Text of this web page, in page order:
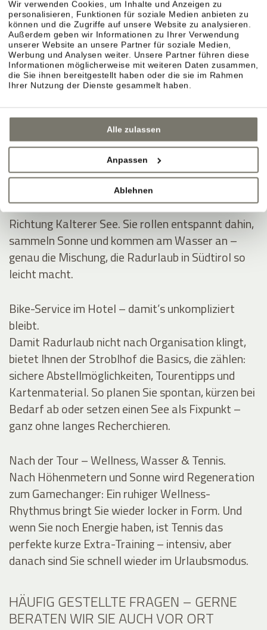
Wir verwenden Cookies, um Inhalte und Anzeigen zu
personalisieren, Funktionen für soziale Medien anbieten zu
können und die Zugriffe auf unsere Website zu analysieren.
Außerdem geben wir Informationen zu Ihrer Verwendung
unserer Website an unsere Partner für soziale Medien,
Werbung und Analysen weiter. Unsere Partner führen diese
Informationen möglicherweise mit weiteren Daten zusammen,
die Sie ihnen bereitgestellt haben oder die sie im Rahmen
Ihrer Nutzung der Dienste gesammelt haben.
Alle zulassen
Anpassen
Ablehnen
Montiggler Seen – erst radeln, dann ins Wasser.
Wenn Sie im Radurlaub ein klares Ziel möchten,
sind die Montiggler Seen ideal: Sie fahren sich aus,
springen danach ins kühle Wasser und spüren
sofort dieses Sommerurlaubsgefühl – besonders
an heißen Tagen.
Kalterer See – durch Weinberge ins Südtirol-
Die Klassiker-Route führt durch die Rebreihen
Richtung Kalterer See. Sie rollen entspannt dahin,
sammeln Sonne und kommen am Wasser an –
genau die Mischung, die Radurlaub in Südtirol so
leicht macht.
Bike-Service im Hotel – damit’s unkompliziert
bleibt.
Damit Radurlaub nicht nach Organisation klingt,
bietet Ihnen der Stroblhof die Basics, die zählen:
sichere Abstellmöglichkeiten, Tourentipps und
Kartenmaterial. So planen Sie spontan, kürzen bei
Bedarf ab oder setzen einen See als Fixpunkt –
ganz ohne langes Recherchieren.
Nach der Tour – Wellness, Wasser & Tennis.
Nach Höhenmetern und Sonne wird Regeneration
zum Gamechanger: Ein ruhiger Wellness-
Rhythmus bringt Sie wieder locker in Form. Und
wenn Sie noch Energie haben, ist Tennis das
perfekte kurze Extra-Training – intensiv, aber
danach sind Sie schnell wieder im Urlaubsmodus.
HÄUFIG GESTELLTE FRAGEN – GERNE
BERATEN WIR SIE AUCH VOR ORT